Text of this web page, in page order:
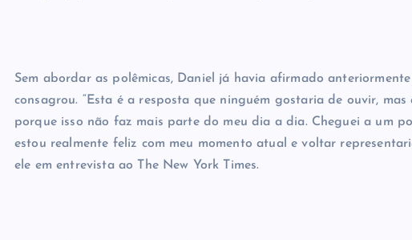
Sem abordar as polêmicas, Daniel já havia afirmado
consagrou. “Esta é a resposta que ninguém gostaria de ouvir,
porque isso não faz mais parte do meu dia a dia. Cheguei a um
estou realmente feliz com meu momento atual e voltar
ele em entrevista ao The New York Times.